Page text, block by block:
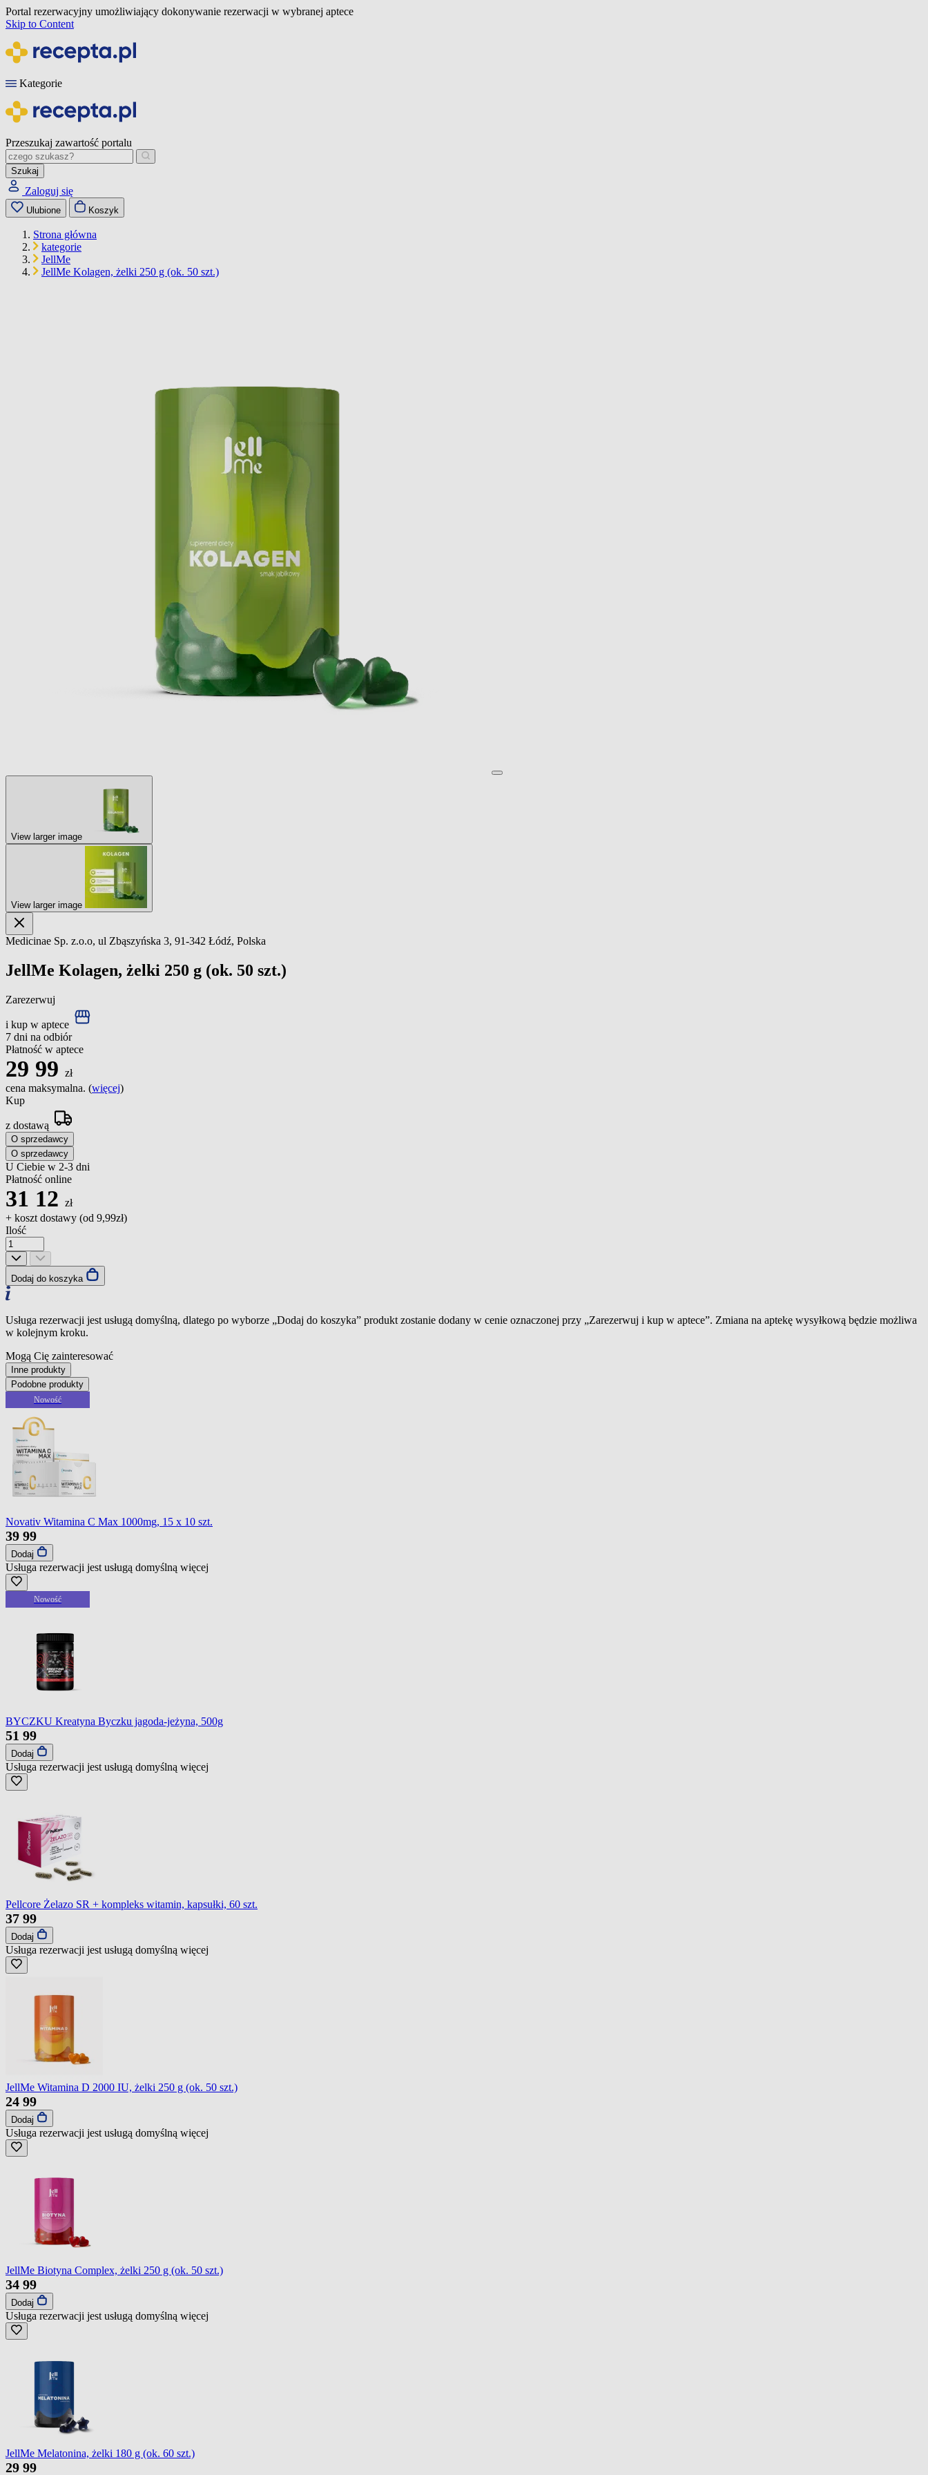
Portal rezerwacyjny umożliwiający dokonywanie rezerwacji w wybranej aptece
Skip to Content
Kategorie
Przeszukaj zawartość portalu
Szukaj
Zaloguj się
Ulubione Koszyk
Strona główna
kategorie
JellMe
JellMe Kolagen, żelki 250 g (ok. 50 szt.)
View larger image
View larger image
Medicinae Sp. z.o.o, ul Zbąszyńska 3, 91-342 Łódź, Polska
JellMe Kolagen, żelki 250 g (ok. 50 szt.)
Zarezerwuj
i kup w aptece
7 dni na odbiór
Płatność w aptece
29 99 zł
cena maksymalna. (więcej)
Kup
z dostawą
O sprzedawcy
O sprzedawcy
U Ciebie w 2-3 dni
Płatność online
31 12 zł
+ koszt dostawy (od 9,99zł)
Ilość
Dodaj do koszyka
Usługa rezerwacji jest usługą domyślną, dlatego po wyborze „Dodaj do koszyka” produkt zostanie dodany w cenie oznaczonej przy „Zarezerwuj i kup w aptece”. Zmiana na aptekę wysyłkową będzie możliwa
w kolejnym kroku.
Mogą Cię zainteresować
Inne produkty
Podobne produkty
Nowość
Novativ Witamina C Max 1000mg, 15 x 10 szt.
39 99
Dodaj
Usługa rezerwacji jest usługą domyślną więcej
Nowość
BYCZKU Kreatyna Byczku jagoda-jeżyna, 500g
51 99
Dodaj
Usługa rezerwacji jest usługą domyślną więcej
Pellcore Żelazo SR + kompleks witamin, kapsułki, 60 szt.
37 99
Dodaj
Usługa rezerwacji jest usługą domyślną więcej
JellMe Witamina D 2000 IU, żelki 250 g (ok. 50 szt.)
24 99
Dodaj
Usługa rezerwacji jest usługą domyślną więcej
JellMe Biotyna Complex, żelki 250 g (ok. 50 szt.)
34 99
Dodaj
Usługa rezerwacji jest usługą domyślną więcej
JellMe Melatonina, żelki 180 g (ok. 60 szt.)
29 99